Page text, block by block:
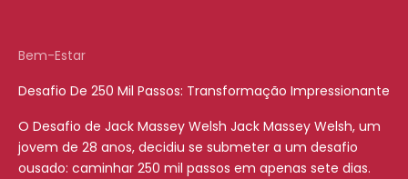
Bem-Estar
Desafio De 250 Mil Passos: Transformação Impressionante
O Desafio de Jack Massey Welsh Jack Massey Welsh, um
jovem de 28 anos, decidiu se submeter a um desafio
ousado: caminhar 250 mil passos em apenas sete dias.